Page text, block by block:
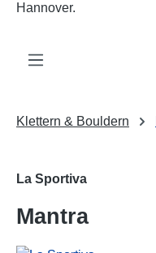
Hannover.
Klettern & Bouldern
La Sportiva
Mantra